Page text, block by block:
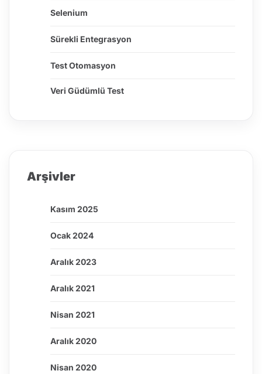
Selenium
Sürekli Entegrasyon
Test Otomasyon
Veri Güdümlü Test
Arşivler
Kasım 2025
Ocak 2024
Aralık 2023
Aralık 2021
Nisan 2021
Aralık 2020
Nisan 2020